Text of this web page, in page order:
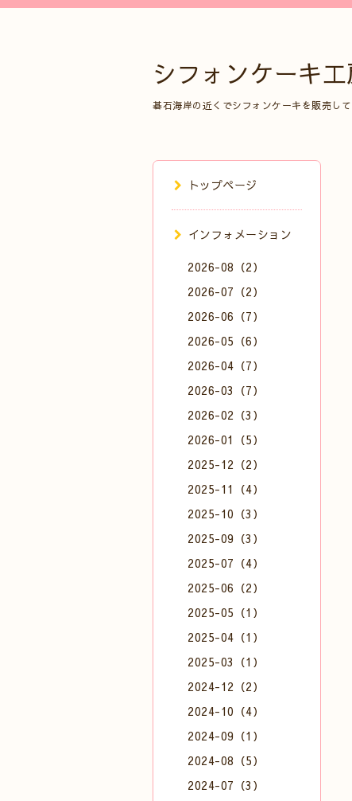
シフォンケーキ
碁石海岸の近くでシフォンケーキを販売し
トップページ
インフォメーション
2026-08（2）
2026-07（2）
2026-06（7）
2026-05（6）
2026-04（7）
2026-03（7）
2026-02（3）
2026-01（5）
2025-12（2）
2025-11（4）
2025-10（3）
2025-09（3）
2025-07（4）
2025-06（2）
2025-05（1）
2025-04（1）
2025-03（1）
2024-12（2）
2024-10（4）
2024-09（1）
2024-08（5）
2024-07（3）